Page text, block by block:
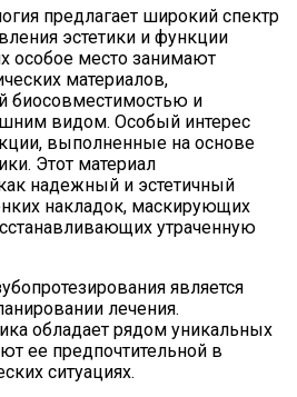
предлагает широкий спектр
эстетики и функции
особое место занимают
материалов,
биосовместимостью и
видом. Особый интерес
выполненные на основе
Этот материал
надежный и эстетичный
накладок, маскирующих
утраченную
является
лечения.
обладает рядом уникальных
ее предпочтительной в
ситуациях.